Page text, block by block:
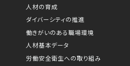
人材の育成
ダイバーシティの推進
働きがいのある職場環境
人材基本データ
労働安全衛生への取り組み